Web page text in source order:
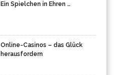
Ein Spielchen in Ehren …
Online-Casinos – das Glück
herausfordern